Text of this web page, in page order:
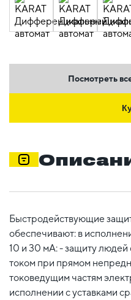
Посмотреть
Быстродействующие
обеспечивают: в
10 и 30 мА: - защиту
током при прямом
токоведущим частям
исполнении с уставками